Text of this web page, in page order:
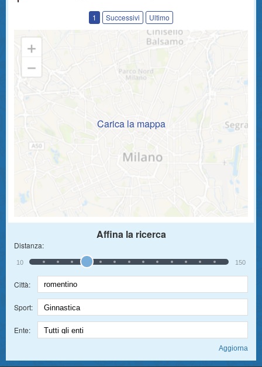
1 Successivi Ultimo
Carica la mappa
Affina la ricerca
Distanza:
10 150
Città:
Sport:
Ente: